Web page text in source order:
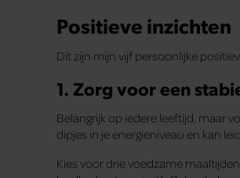
Positieve inzichten
Dit zijn mijn vijf persoonlijke
1. Zorg voor een
Belangrijk op iedere leeftijd, maar
dipjes in je energieniveau en kan
Kies voor drie voedzame